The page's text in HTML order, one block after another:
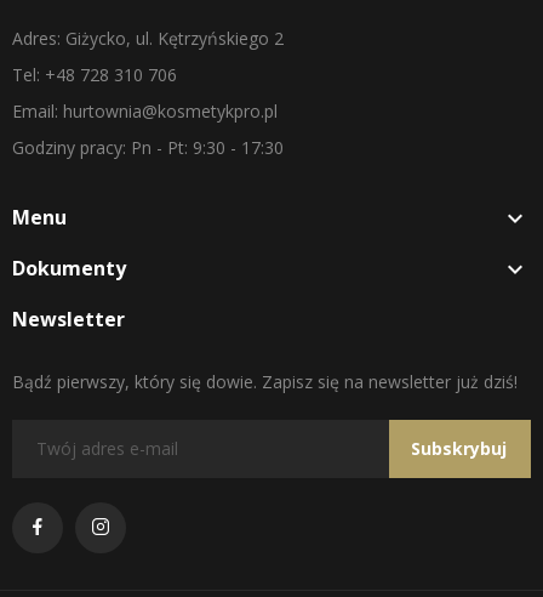
Adres: Giżycko, ul. Kętrzyńskiego 2
Tel: +48 728 310 706
Email: hurtownia@kosmetykpro.pl
Godziny pracy: Pn - Pt: 9:30 - 17:30
Menu 
Dokumenty 
Newsletter
Bądź pierwszy, który się dowie. Zapisz się na newsletter już dziś!
Subskrybuj